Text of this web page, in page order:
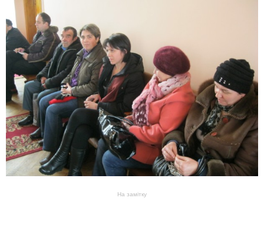
На замітку